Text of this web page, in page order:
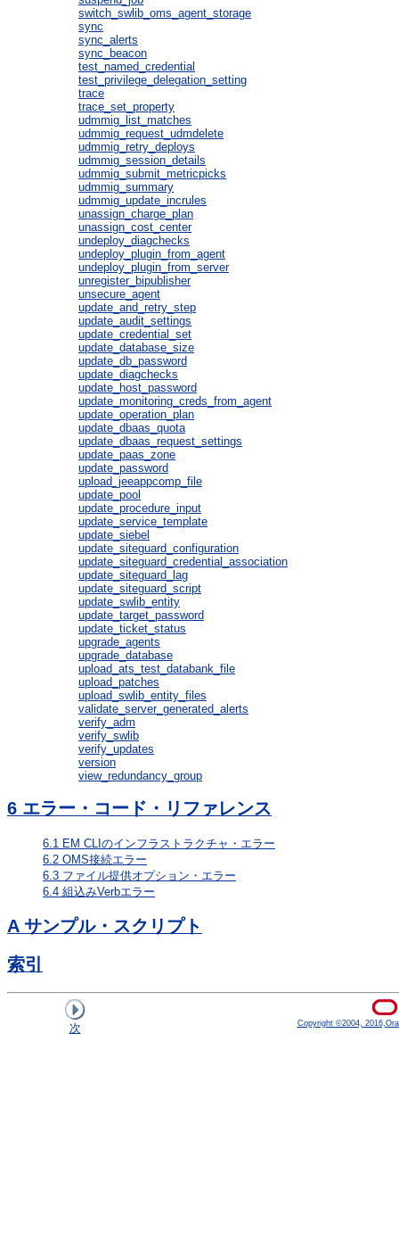
switch_swlib_oms_agent_storage
sync
sync_alerts
sync_beacon
test_named_credential
test_privilege_delegation_setting
trace
trace_set_property
udmmig_list_matches
udmmig_request_udmdelete
udmmig_retry_deploys
udmmig_session_details
udmmig_submit_metricpicks
udmmig_summary
udmmig_update_incrules
unassign_charge_plan
unassign_cost_center
undeploy_diagchecks
undeploy_plugin_from_agent
undeploy_plugin_from_server
unregister_bipublisher
unsecure_agent
update_and_retry_step
update_audit_settings
update_credential_set
update_database_size
update_db_password
update_diagchecks
update_host_password
update_monitoring_creds_from_agent
update_operation_plan
update_dbaas_quota
update_dbaas_request_settings
update_paas_zone
update_password
upload_jeeappcomp_file
update_pool
update_procedure_input
update_service_template
update_siebel
update_siteguard_configuration
update_siteguard_credential_association
update_siteguard_lag
update_siteguard_script
update_swlib_entity
update_target_password
update_ticket_status
upgrade_agents
upgrade_database
upload_ats_test_databank_file
upload_patches
upload_swlib_entity_files
validate_server_generated_alerts
verify_adm
verify_swlib
verify_updates
version
view_redundancy_group
6 エラー・コード・リファレンス
6.1 EM CLIのインフラストラクチャ・エラー
6.2 OMS接続エラー
6.3 ファイル提供オプション・エラー
6.4 組込みVerbエラー
Aサンプル・スクリプト
索引
次 Copyright ©2004,